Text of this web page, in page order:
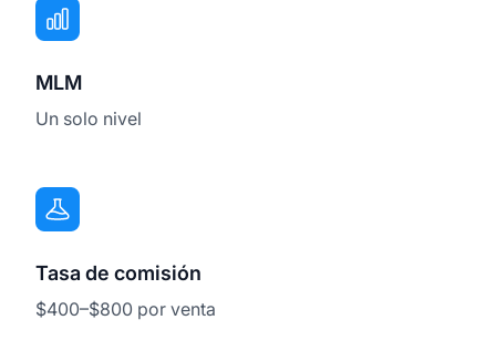
MLM
Un solo nivel
Tasa de comisión
$400–$800 por venta